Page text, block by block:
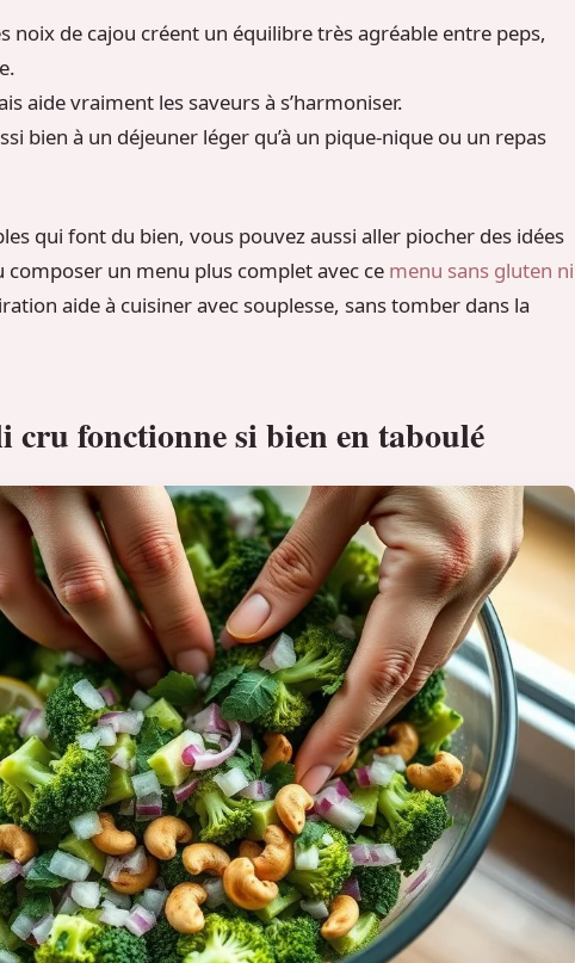
noix de cajou créent un équilibre très agréable entre peps,
aide vraiment les saveurs à s’harmoniser.
bien à un déjeuner léger qu’à un pique-nique ou un repas
qui font du bien, vous pouvez aussi aller piocher des idées
composer un menu plus complet avec ce menu sans gluten ni
aide à cuisiner avec souplesse, sans tomber dans la
cru fonctionne si bien en taboulé